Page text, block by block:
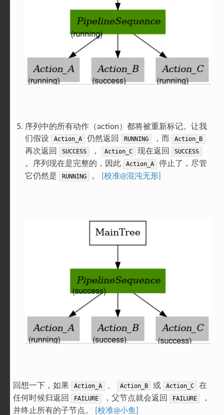
序列中的所有动作（action）都将被重新标记。让我
们假设
Action_A 仍然返回 RUNNING ，而 Action_B
再次返回 SUCCESS ， Action_C 现在返回 SUCCESS
。序列现在是完整的，因此 Action_A
停止了，尽管
它仍然是
RUNNING 。 [校准@混沌无形]
回想一下，如果 Action_A Action_B 或 Action_C
在
任何时候归返回
FAILURE ，父节点就会返回 FAILURE
，
并终止所有的子节点。
[校准@小鱼]